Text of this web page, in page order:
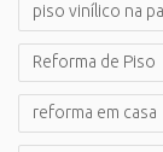
piso vinílico na
Reforma de Piso
reforma em casa